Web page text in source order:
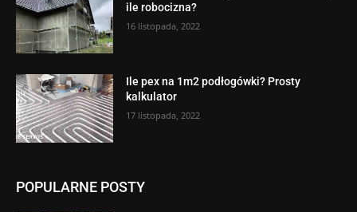
ile robocizna?
16 listopada, 2022
Ile pex na 1m2 podłogówki? Prosty
kalkulator
17 listopada, 2022
POPULARNE POSTY